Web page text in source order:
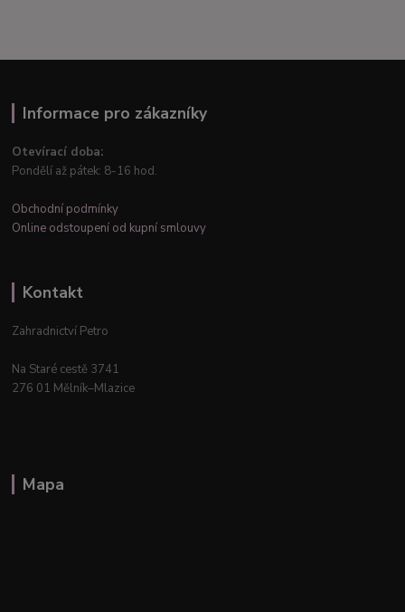
Informace pro zákazníky
Otevírací doba:
Pondělí až pátek: 8-16 hod.
Obchodní podmínky
Online odstoupení od kupní smlouvy
Kontakt
Zahradnictví Petro
Na Staré cestě 3741
276 01 Mělník–Mlazice
Mapa